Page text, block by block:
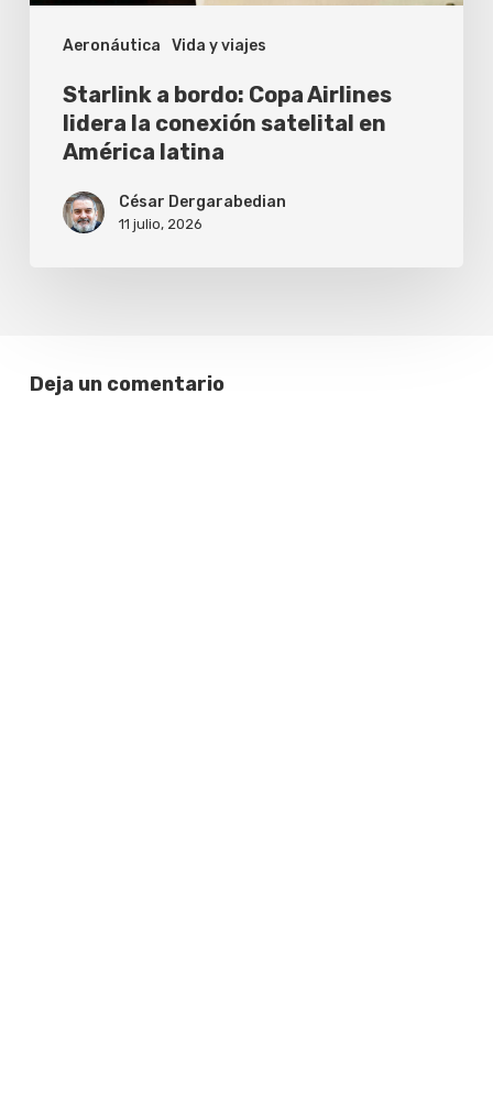
Aeronáutica Vida y viajes
satelital
América
latina
Starlink a bordo: Copa Airlines
lidera la conexión satelital en
América latina
César Dergarabedian
11 julio, 2026
Deja un comentario